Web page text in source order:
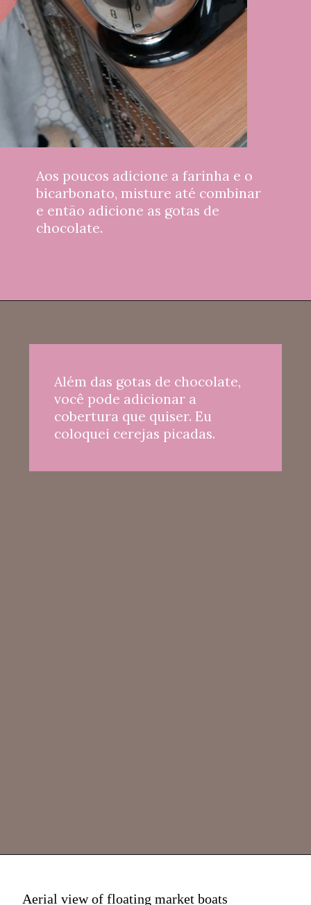
Aos poucos adicione a farinha e o
bicarbonato, misture até combinar
e então adicione as gotas de
chocolate.
Além das gotas de chocolate,
você pode adicionar a
cobertura que quiser. Eu
coloquei cerejas picadas.
Aerial view of floating market boats